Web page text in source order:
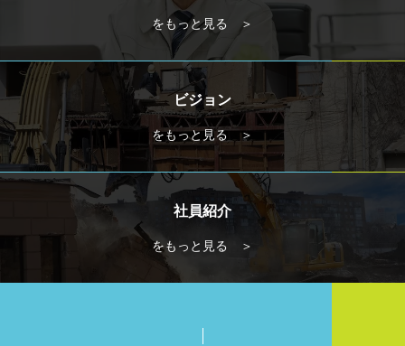
をもっと見る ＞
ビジョン
をもっと見る ＞
社員紹介
をもっと見る ＞